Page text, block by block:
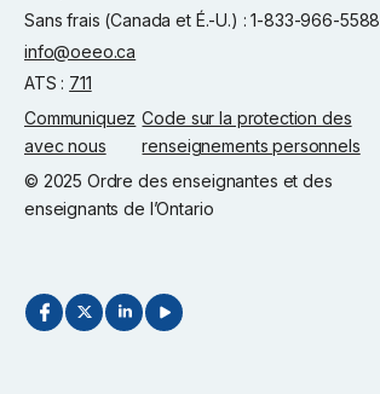
Sans frais (Canada et É.-U.) : 1-833-966-5588
info@oeeo.ca
ATS : 711
Communiquez
avec nous
Code sur la protection des
renseignements personnels
© 2025 Ordre des enseignantes et des
enseignants de l’Ontario